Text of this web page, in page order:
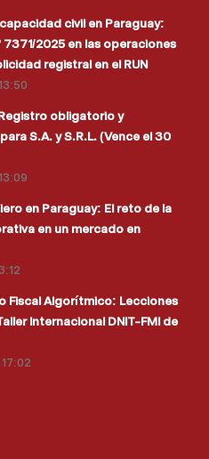
civil en Paraguay:
7371/2025 en las operaciones
registral en el RUN
obligatorio y
S.A. y S.R.L. (Vence el 30
en Paraguay: El reto de la
en un mercado en
Fiscal Algorítmico: Lecciones
Internacional DNIT-FMI de